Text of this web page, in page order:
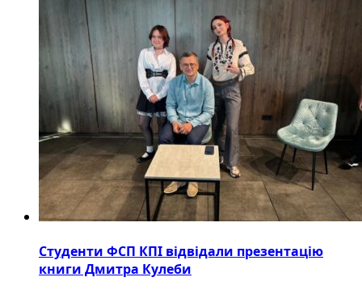
Студенти ФСП КПІ відвідали презентацію
книги Дмитра Кулеби